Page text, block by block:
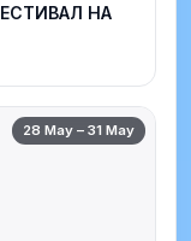
НА
28 May – 31 May